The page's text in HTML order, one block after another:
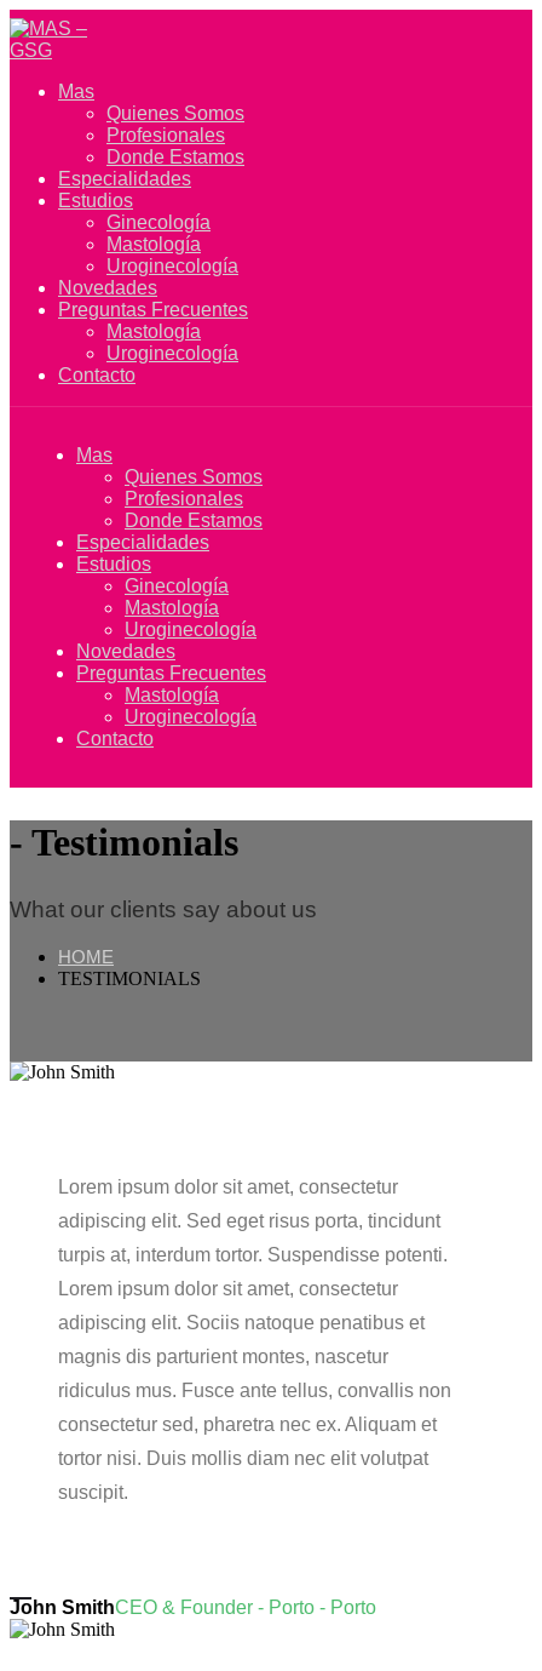
Mas
Quienes Somos
Profesionales
Donde Estamos
Especialidades
Estudios
Ginecología
Mastología
Uroginecología
Novedades
Preguntas Frecuentes
Mastología
Uroginecología
Contacto
Mas
Quienes Somos
Profesionales
Donde Estamos
Especialidades
Estudios
Ginecología
Mastología
Uroginecología
Novedades
Preguntas Frecuentes
Mastología
Uroginecología
Contacto
Testimonials
What our clients say about us
HOME
TESTIMONIALS
Lorem ipsum dolor sit amet, consectetur
adipiscing elit. Sed eget risus porta, tincidunt
turpis at, interdum tortor. Suspendisse potenti.
Lorem ipsum dolor sit amet, consectetur
adipiscing elit. Sociis natoque penatibus et
magnis dis parturient montes, nascetur
ridiculus mus. Fusce ante tellus, convallis non
consectetur sed, pharetra nec ex. Aliquam et
tortor nisi. Duis mollis diam nec elit volutpat
suscipit.
John SmithCEO & Founder - Porto - Porto